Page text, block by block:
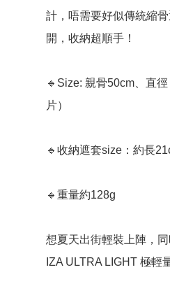
計，唔需要好似傳統縮
開，收納超順手！
🔹Size: 親骨50cm、直
片）
🔹收納遮套size：約長
🔹重量約128g
想夏天出街輕裝上陣，
IZA ULTRA LIGHT 極輕